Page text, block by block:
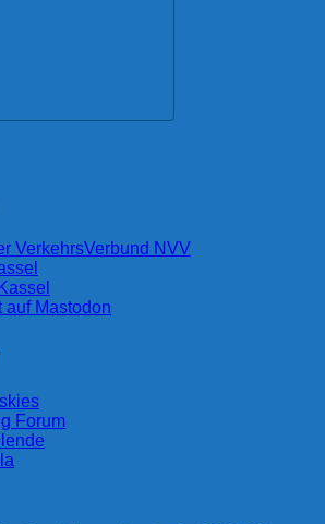
VerkehrsVerbund NVV
auf Mastodon
Forum